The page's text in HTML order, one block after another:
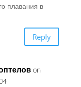
плавания в
Reply
on